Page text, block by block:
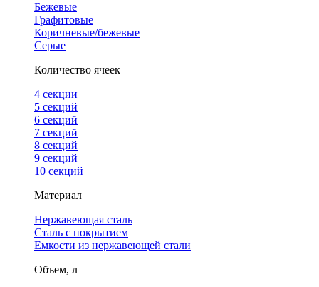
Бежевые
Графитовые
Коричневые/бежевые
Серые
Количество ячеек
4 cекции
5 секций
6 секций
7 секций
8 секций
9 секций
10 секций
Материал
Нержавеющая сталь
Сталь с покрытием
Емкости из нержавеющей стали
Объем, л